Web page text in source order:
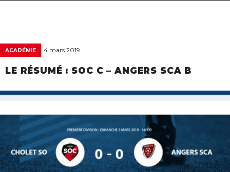
ACADÉMIE 4 mars 2019
LE RÉSUMÉ : SOC C – ANGERS SCA B